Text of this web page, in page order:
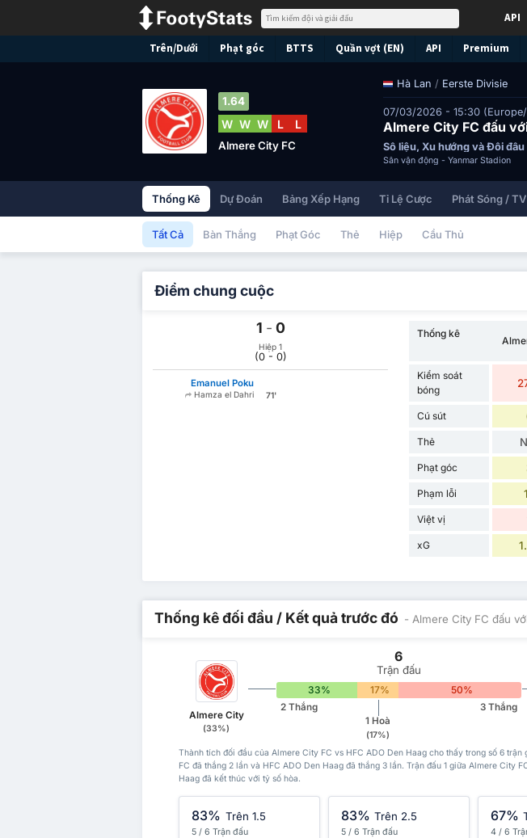
API
Trên/Dưới Phạt góc BTTS Quần vợt (EN) API Premium
Hà Lan / Eerste Divisie
07/03/2026 - 15:30
Almere City FC đấu
Số liệu, Xu hướng và Đối đầu
Sân vận động - Yanmar Stadion
1.64
W W W L L
Almere City FC
Thống Kê Dự Đoán Bảng Xếp Hạng Tỉ Lệ Cược Phát Sóng / TV
Tất Cả Bàn Thắng Phạt Góc Thẻ Hiệp Cầu Thủ
Điểm chung cuộc
1 - 0
Hiệp 1
(0 - 0)
Emanuel Poku
Hamza el Dahri 71'
Thống kê
Kiểm soát
bóng
Cú sút
Thẻ
Phạt góc
Phạm lỗi
Việt vị
xG
Thống kê đối đầu / Kết quả trước đó - Almere City FC đấu
Almere City
(33%)
6
Trận đấu
33% 17% 50%
2 Thắng
1 Hoà
(17%)
3 Thắng
Thành tích đối đầu của Almere City FC vs HFC ADO Den Haag cho thấy trong số 6 trận
FC đã thắng 2 lần và HFC ADO Den Haag đã thắng 3 lần. Trận đấu 1 giữa Almere City
Haag đã kết thúc với tỷ số hòa.
83% Trên 1.5
5 / 6 Trận đấu
83% Trên 2.5
5 / 6 Trận đấu
67%
4 / 6